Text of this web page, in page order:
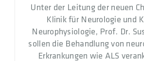
Unter der Leitung der neuen
Klinik für Neurologie und
Neurophysiologie, Prof. Dr.
sollen die Behandlung von
Erkrankungen wie ALS